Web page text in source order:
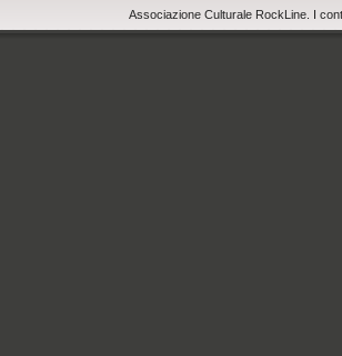
Associazione Culturale RockLine. I